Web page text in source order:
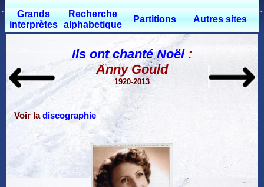
Grands
interprètes
Recherche
alphabetique
Partitions Autres sites
Ils ont chanté Noël:
Anny Gould
1920-2013
Voir ladiscographie